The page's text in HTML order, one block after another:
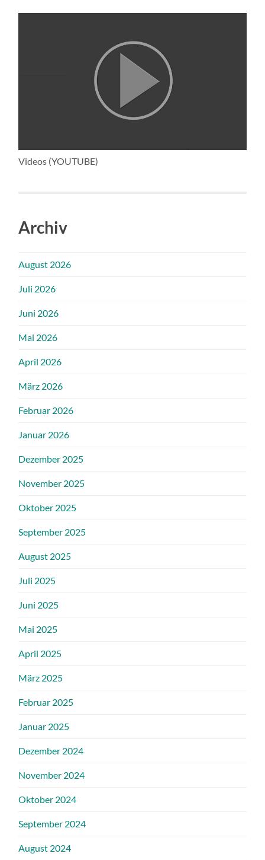
Videos (YOUTUBE)
Archiv
August 2026
Juli 2026
Juni 2026
Mai 2026
April 2026
März 2026
Februar 2026
Januar 2026
Dezember 2025
November 2025
Oktober 2025
September 2025
August 2025
Juli 2025
Juni 2025
Mai 2025
April 2025
März 2025
Februar 2025
Januar 2025
Dezember 2024
November 2024
Oktober 2024
September 2024
August 2024